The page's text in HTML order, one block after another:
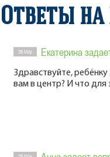
Ответы
26 May Екатерина
Здравствуйте,
вам в центр? И что